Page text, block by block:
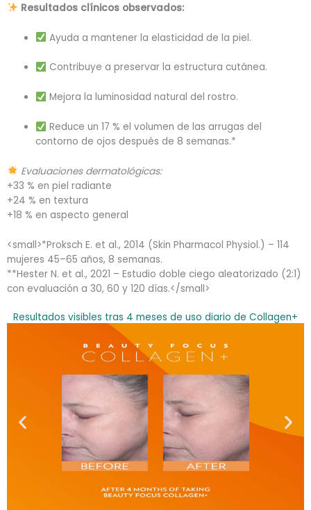
Resultados clínicos observados:
Ayuda a mantener la elasticidad de la piel.
Contribuye a preservar la estructura cutánea.
Mejora la luminosidad natural del rostro.
Reduce un 17 % el volumen de las arrugas del
contorno de ojos después de 8 semanas.*
Evaluaciones dermatológicas:
+33 % en piel radiante
+24 % en textura
+18 % en aspecto general
<small>*Proksch E. et al., 2014 (Skin Pharmacol Physiol.) – 114
mujeres 45–65 años, 8 semanas.
**Hester N. et al., 2021 – Estudio doble ciego aleatorizado (2:1)
con evaluación a 30, 60 y 120 días.</small>
Resultados visibles tras 4 meses de uso diario de Collagen+